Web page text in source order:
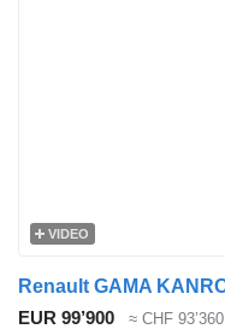
VIDEO
EUR 99’900 ≈ CHF 93’360